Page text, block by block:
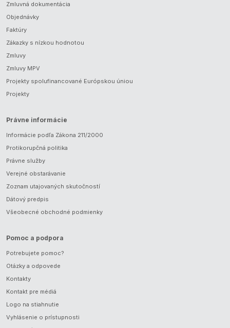
Zmluvná dokumentácia
Objednávky
Faktúry
Zákazky s nízkou hodnotou
Zmluvy
Zmluvy MPV
Projekty spolufinancované Európskou úniou
Projekty
Právne informácie
Informácie podľa Zákona 211/2000
Protikorupčná politika
Právne služby
Verejné obstarávanie
Zoznam utajovaných skutočností
Dátový predpis
Všeobecné obchodné podmienky
Pomoc a podpora
Potrebujete pomoc?
Otázky a odpovede
Kontakty
Kontakt pre médiá
Logo na stiahnutie
Vyhlásenie o prístupnosti